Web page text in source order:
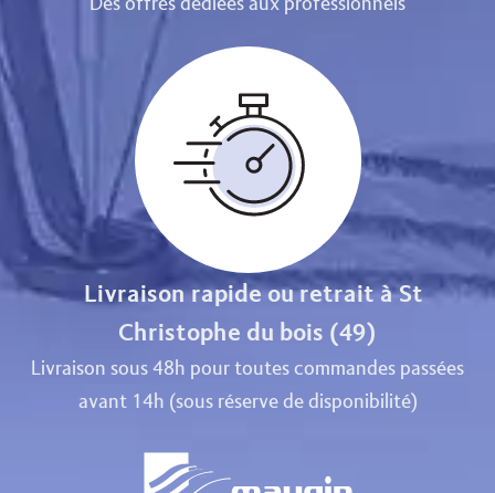
Livraison rapide ou retrait à St
Christophe du bois (49)
Livraison sous 48h pour toutes commandes passées
avant 14h (sous réserve de disponibilité)